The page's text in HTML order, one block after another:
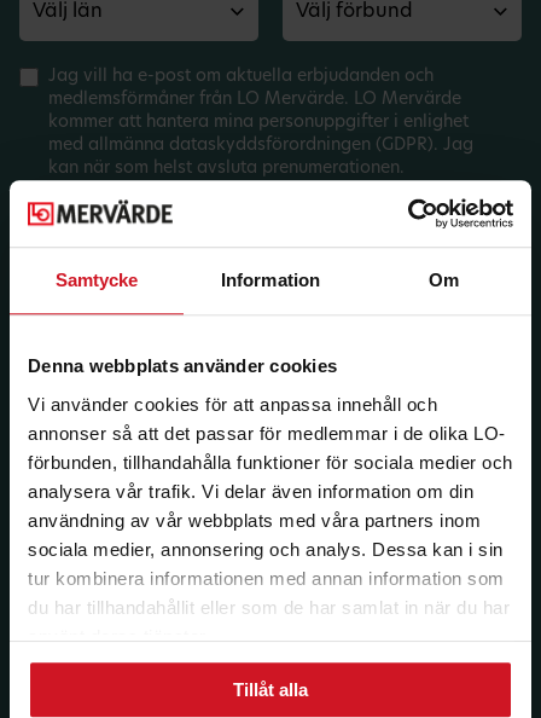
Samtycke Information Om
Denna webbplats använder cookies
Vi använder cookies för att anpassa innehåll och
annonser så att det passar för medlemmar i de olika LO-
förbunden, tillhandahålla funktioner för sociala medier och
analysera vår trafik. Vi delar även information om din
användning av vår webbplats med våra partners inom
sociala medier, annonsering och analys. Dessa kan i sin
tur kombinera informationen med annan information som
du har tillhandahållit eller som de har samlat in när du har
använt deras tjänster.
Tillåt alla
Jag vill ha e-post om aktuella erbjudanden och
medlemsförmåner från LO Mervärde. LO Mervärde
kommer att hantera mina personuppgifter i enlighet
med allmänna dataskyddsförordningen (GDPR). Jag
kan när som helst avsluta prenumerationen.